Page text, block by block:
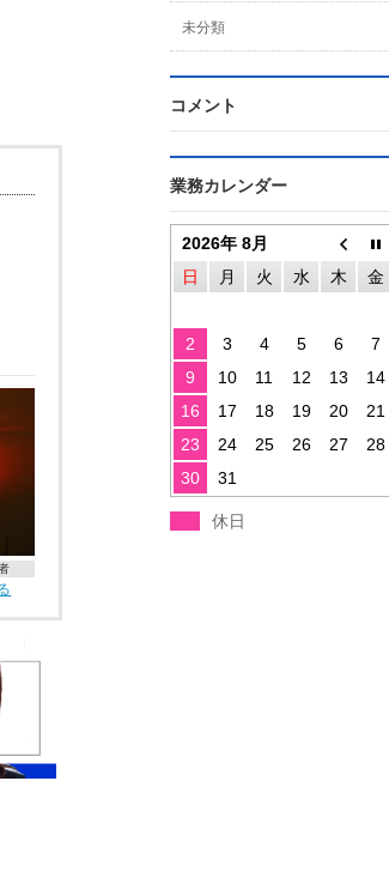
未分類
コメント
業務カレンダー
2026年 8月
日
月 火 水 木 金
2
3 4 5 6 7
9
10 11 12 13 14
16
17 18 19 20 21
23
24 25 26 27 28
30
31
休日